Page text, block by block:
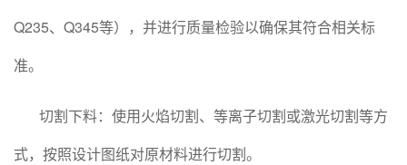
Q235、Q345等），并进行质量检验以确保其符合相关标
准。
切割下料：使用火焰切割、等离子切割或激光切割等方
式，按照设计图纸对原材料进行切割。